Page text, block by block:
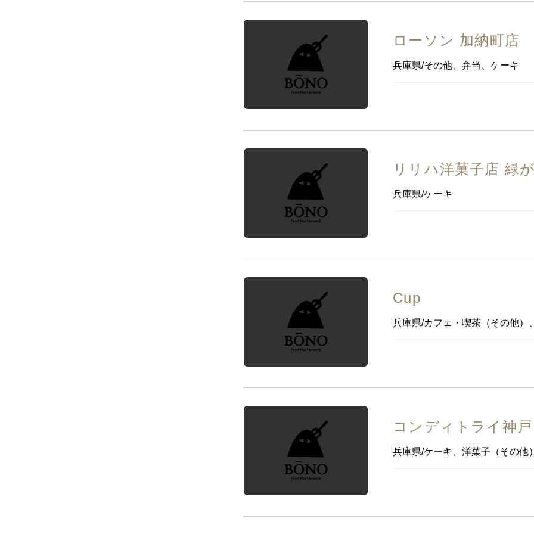
ローソン 加納町店
兵庫県/その他、弁当、ケーキ
リリハ洋菓子店 緑
兵庫県/ケーキ
Cup
兵庫県/カフェ・喫茶（その他）
コンディトライ神
兵庫県/ケーキ、洋菓子（その他